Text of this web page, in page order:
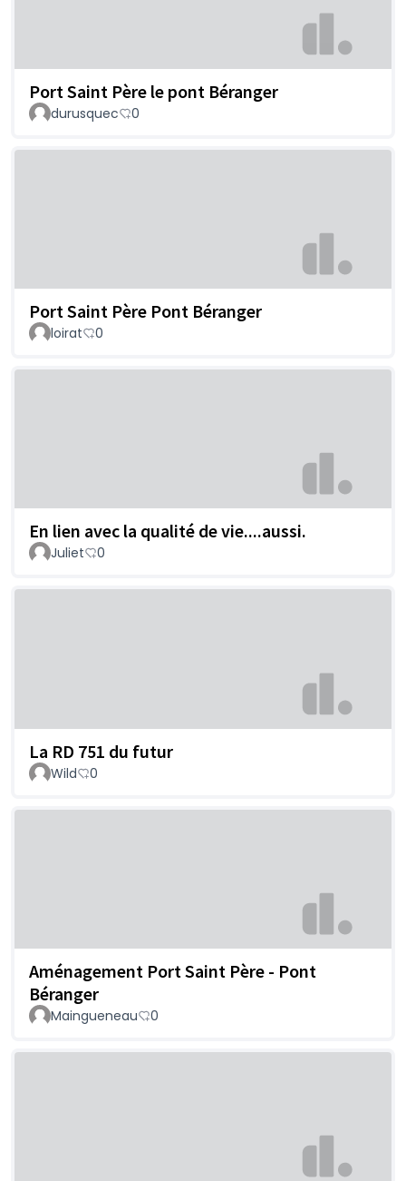
Port Saint Père le pont Béranger
durusquec 0
Port Saint Père Pont Béranger
loirat 0
En lien avec la qualité de vie....aussi.
Juliet 0
La RD 751 du futur
Wild 0
Aménagement Port Saint Père - Pont
Béranger
Maingueneau 0